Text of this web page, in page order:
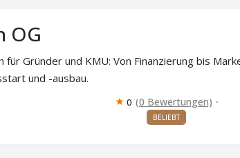
OG
für Gründer und KMU: Von Finanzierung bis
und -ausbau.
0 (0 Bewertungen)
BELIEBT